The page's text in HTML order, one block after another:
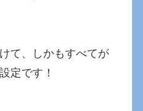
て、しかもすべてが
定です！